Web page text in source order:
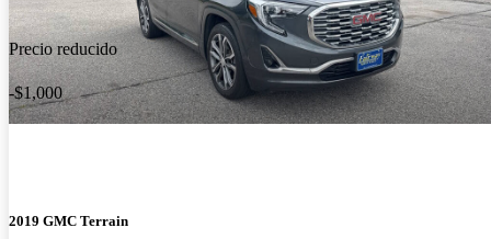
Precio reducido
-$1,000
2019 GMC Terrain